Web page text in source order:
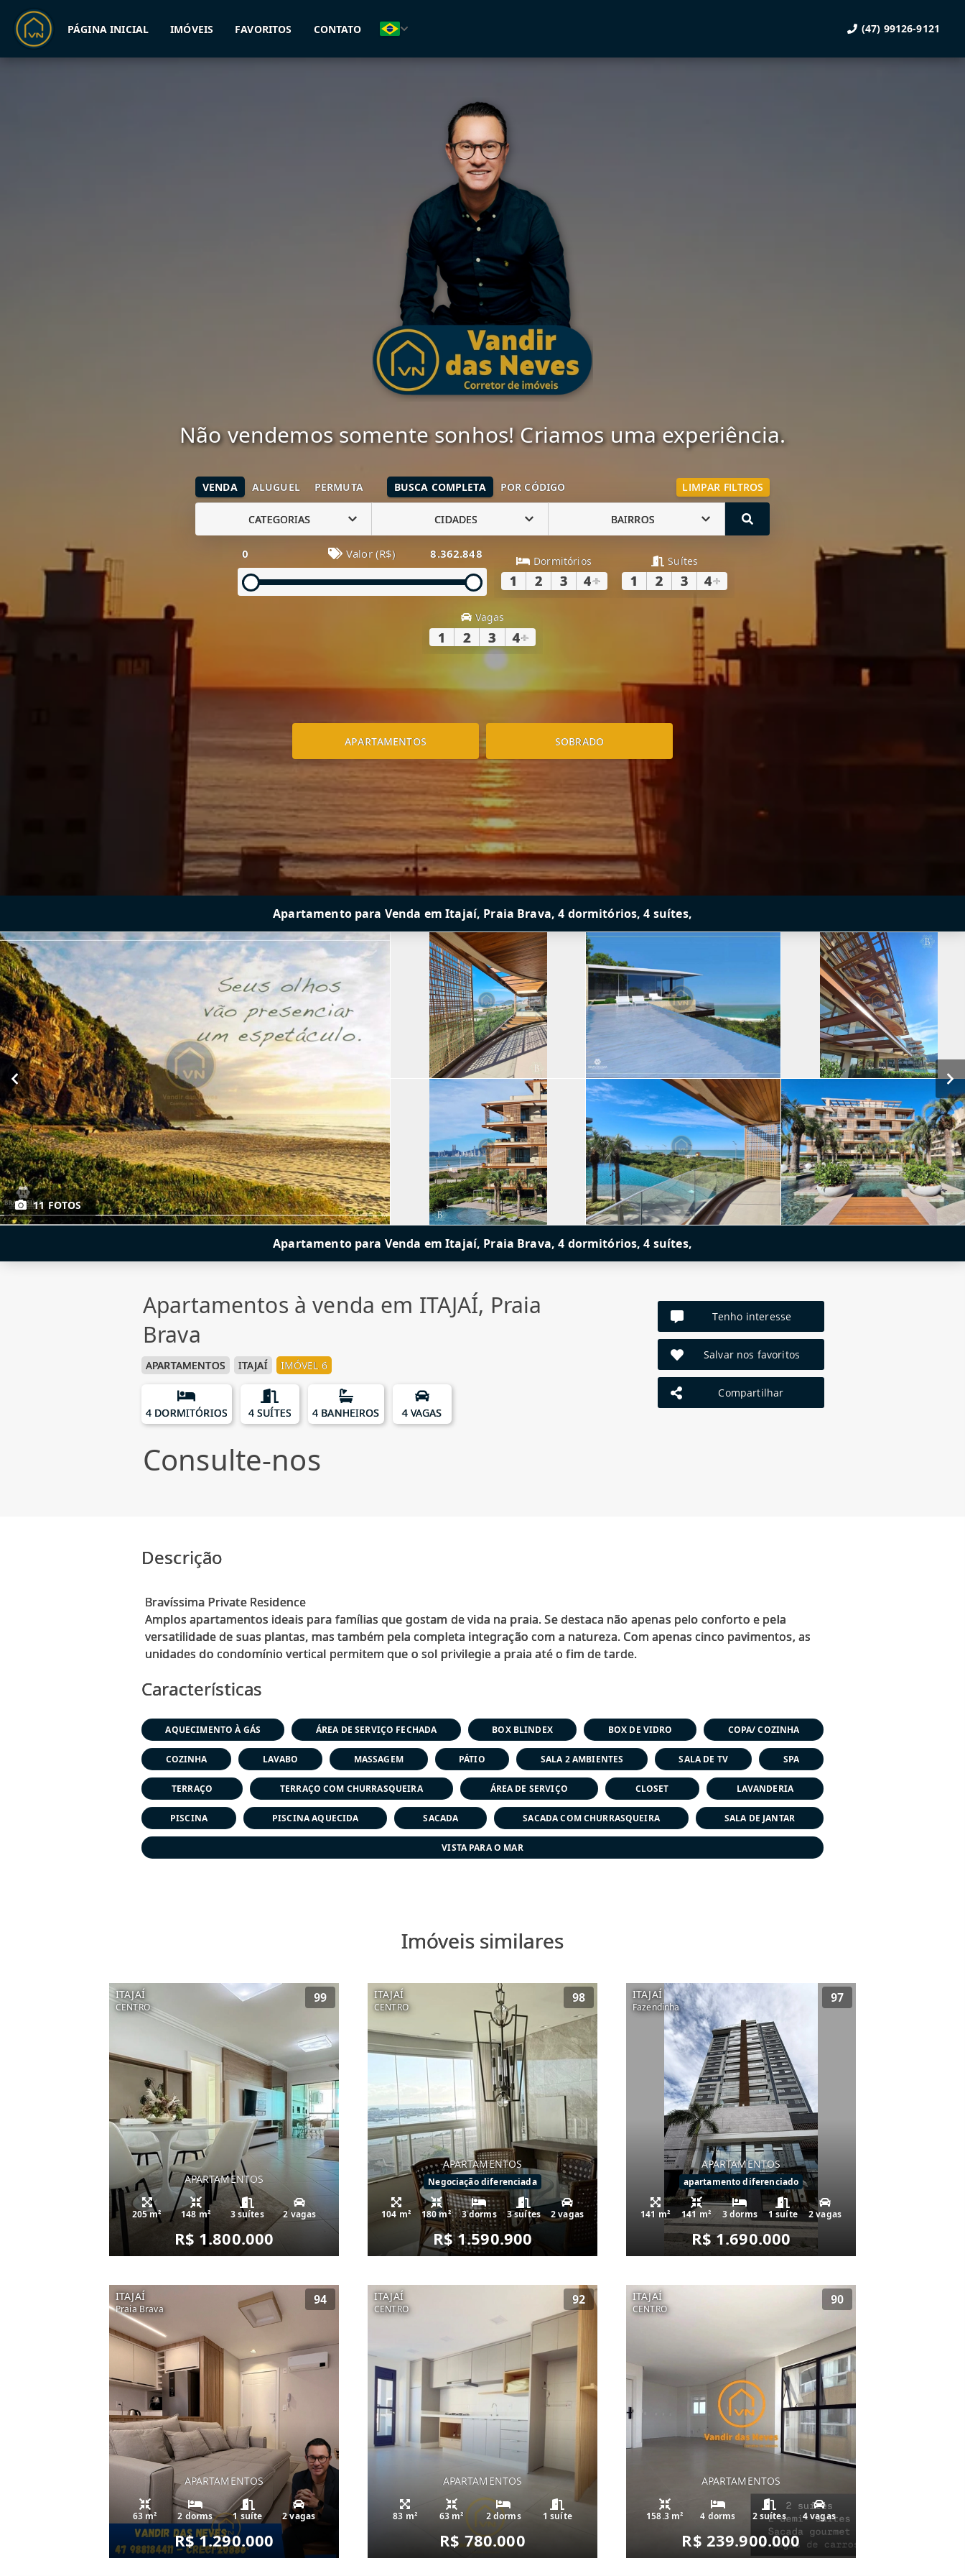
PÁGINA INICIAL IMÓVEIS FAVORITOS CONTATO (47) 99126-9121
Não vendemos somente sonhos! Criamos uma experiência.
VENDA ALUGUEL PERMUTA BUSCA COMPLETA POR CÓDIGO LIMPAR FILTROS
CATEGORIAS CIDADES BAIRROS
0 Valor (R$) 8.362.848 Dormitórios
1 2 3 4+
Suítes
1 2 3 4+
Vagas
1 2 3 4+
APARTAMENTOS SOBRADO
Apartamento para Venda em Itajaí, Praia Brava, 4 dormitórios, 4 suítes,
11 FOTOS
Apartamento para Venda em Itajaí, Praia Brava, 4 dormitórios, 4 suítes,
Apartamentos à venda em ITAJAÍ, Praia
Brava
APARTAMENTOS ITAJAÍ IMÓVEL 6
4 DORMITÓRIOS 4 SUÍTES 4 BANHEIROS 4 VAGAS
Consulte-nos
Tenho interesse
Salvar nos favoritos
Compartilhar
Descrição
Bravíssima Private Residence
Amplos apartamentos ideais para famílias que gostam de vida na praia. Se destaca não apenas pelo conforto e pela
versatilidade de suas plantas, mas também pela completa integração com a natureza. Com apenas cinco pavimentos, as
Características
AQUECIMENTO À GÁS ÁREA DE SERVIÇO FECHADA BOX BLINDEX BOX DE VIDRO COPA/ COZINHA
COZINHA LAVABO MASSAGEM PÁTIO SALA 2 AMBIENTES SALA DE TV SPA
TERRAÇO TERRAÇO COM CHURRASQUEIRA ÁREA DE SERVIÇO CLOSET LAVANDERIA
PISCINA PISCINA AQUECIDA SACADA SACADA COM CHURRASQUEIRA SALA DE JANTAR
VISTA PARA O MAR
Imóveis similares
ITAJAÍ
CENTRO
99
APARTAMENTOS
205 m² 148 m² 3 suítes 2 vagas
R$ 1.800.000
ITAJAÍ
CENTRO
98
APARTAMENTOS
Negociação diferenciada
104 m² 180 m² 3 dorms 3 suítes 2 vagas
R$ 1.590.900
ITAJAÍ
Fazendinha
97
APARTAMENTOS
apartamento diferenciado
141 m² 141 m² 3 dorms 1 suíte 2 vagas
R$ 1.690.000
ITAJAÍ
Praia Brava
94
APARTAMENTOS
63 m² 2 dorms 1 suíte 2 vagas
R$ 1.290.000
ITAJAÍ
CENTRO
92
APARTAMENTOS
83 m² 63 m² 2 dorms 1 suíte
R$ 780.000
ITAJAÍ
CENTRO
90
APARTAMENTOS
158.3 m² 4 dorms 2 suítes 4 vagas
R$ 239.900.000